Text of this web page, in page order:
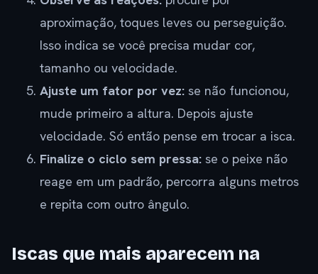
aproximação, toques leves ou perseguição.
Isso indica se você precisa mudar cor,
tamanho ou velocidade.
Ajuste um fator por vez: se não funcionou,
mude primeiro a altura. Depois ajuste
velocidade. Só então pense em trocar a isca.
Finalize o ciclo sem pressa: se o peixe não
reage em um padrão, percorra alguns metros
e repita com outro ângulo.
Iscas que mais aparecem na